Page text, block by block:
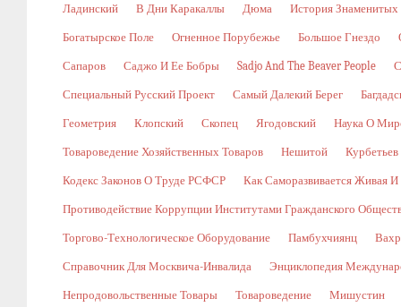
Ладинский В Дни Каракаллы Дюма История Знаменитых
Богатырское Поле Огненное Порубежье Большое Гнездо
Сапаров Саджо И Ее Бобры Sadjo And The Beaver People
Специальный Русский Проект Самый Далекий Берег
Геометрия Клопский Скопец Ягодовский Наука О
Товароведение Хозяйственных Товаров Нешитой Курбетьев
Кодекс Законов О Труде РСФСР Как Саморазвивается Живая
Противодействие Коррупции Институтами Гражданского
Торгово-Технологическое Оборудование Памбухчиянц
Справочник Для Москвича-Инвалида Энциклопедия
Непродовольственные Товары Товароведение Мишустин